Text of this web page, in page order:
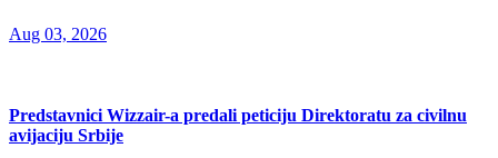
Aug 03, 2026
Predstavnici Wizzair-a predali peticiju Direktoratu za civilnu
avijaciju Srbije